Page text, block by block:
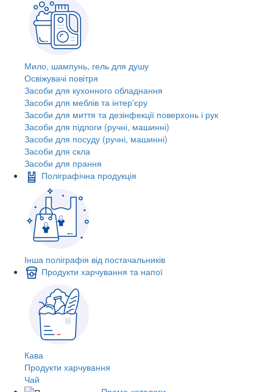
Мило, шампунь, гель для душу
Освіжувачі повітря
Засоби для кухонного обладнання
Засоби для меблів та інтер'єру
Засоби для миття та дезінфекції поверхонь і рук
Засоби для підлоги (ручні, машинні)
Засоби для посуду (ручні, машинні)
Засоби для скла
Засоби для прання
Поліграфічна продукція
Інша поліграфія від постачальників
Продукти харчування та напої
Кава
Продукти харчування
Чай